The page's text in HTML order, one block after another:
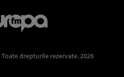
drepturile rezervate. 2026